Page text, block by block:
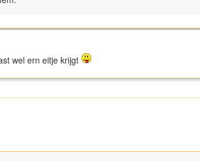
wel ern eitje krijgt